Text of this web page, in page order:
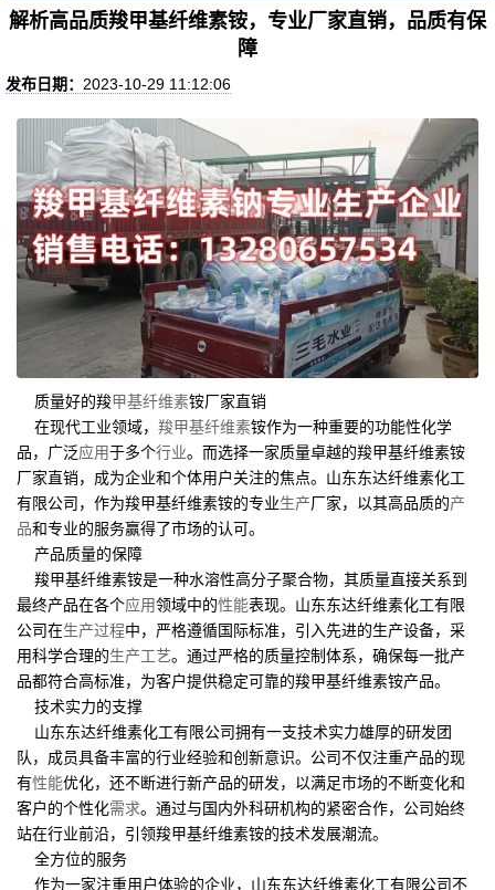
解析高品质羧甲基纤维素铵，专业厂家直销，品质有保
障
发布日期： 2023-10-29 11:12:06
质量好的羧甲基纤维素铵厂家直销
在现代工业领域， 羧甲基纤维素铵作为一种重要的功能性化学
品，广泛应用于多个行业。而选择一家质量卓越的羧甲基纤维素铵
厂家直销，成为企业和个体用户关注的焦点。山东东达纤维素化工
有限公司，作为羧甲基纤维素铵的专业生产厂家，以其高品质的产
品和专业的服务赢得了市场的认可。
产品质量的保障
羧甲基纤维素铵是一种水溶性高分子聚合物，其质量直接关系到
最终产品在各个应用领域中的性能表现。山东东达纤维素化工有限
公司在生产过程中，严格遵循国际标准，引入先进的生产设备，采
用科学合理的生产工艺。通过严格的质量控制体系，确保每一批产
品都符合高标准，为客户提供稳定可靠的羧甲基纤维素铵产品。
技术实力的支撑
山东东达纤维素化工有限公司拥有一支技术实力雄厚的研发团
队，成员具备丰富的行业经验和创新意识。公司不仅注重产品的现
有性能优化，还不断进行新产品的研发，以满足市场的不断变化和
客户的个性化需求。通过与国内外科研机构的紧密合作，公司始终
站在行业前沿，引领羧甲基纤维素铵的技术发展潮流。
全方位的服务
作为一家注重用户体验的企业，山东东达纤维素化工有限公司不